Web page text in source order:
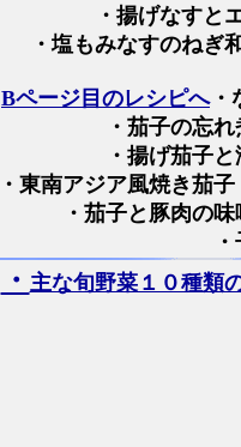
・揚げなすと
・塩もみなすのねぎ
Bページ目のレシピへ・
・茄子の忘
・揚げ茄子
・東南アジア風焼き茄
・茄子と豚肉の
・ 主な旬野菜１０種類